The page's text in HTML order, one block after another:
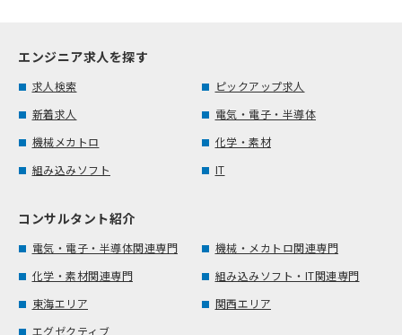
エンジニア求人を探す
求人検索
ピックアップ求人
新着求人
電気・電子・半導体
機械メカトロ
化学・素材
組み込みソフト
IT
コンサルタント紹介
電気・電子・半導体関連専門
機械・メカトロ関連専門
化学・素材関連専門
組み込みソフト・IT関連専門
東海エリア
関西エリア
エグゼクティブ